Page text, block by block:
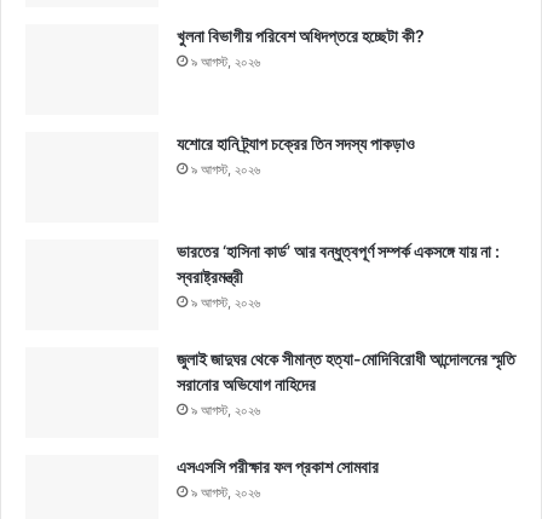
খুলনা বিভাগীয় পরিবেশ অধিদপ্তরে হচ্ছেটা কী?
৯ আগস্ট, ২০২৬
যশোরে হানি ট্র্যাপ চক্রের তিন সদস্য পাকড়াও
৯ আগস্ট, ২০২৬
ভারতের ‘হাসিনা কার্ড’ আর বন্ধুত্বপূর্ণ সম্পর্ক একসঙ্গে যায় না :
স্বরাষ্ট্রমন্ত্রী
৯ আগস্ট, ২০২৬
জুলাই জাদুঘর থেকে সীমান্ত হত্যা-মোদিবিরোধী আন্দোলনের স্মৃতি
সরানোর অভিযোগ নাহিদের
৯ আগস্ট, ২০২৬
এসএসসি পরীক্ষার ফল প্রকাশ সোমবার
৯ আগস্ট, ২০২৬